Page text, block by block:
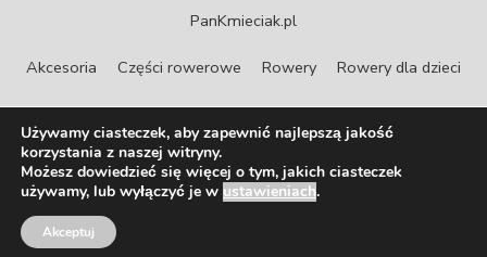
PanKmieciak.pl
Akcesoria Części rowerowe Rowery Rowery dla dzieci
Serwis
Używamy ciasteczek, aby zapewnić najlepszą jakość
korzystania z naszej witryny.
Możesz dowiedzieć się więcej o tym, jakich ciasteczek
używamy, lub wyłączyć je w ustawieniach.
Akceptuj